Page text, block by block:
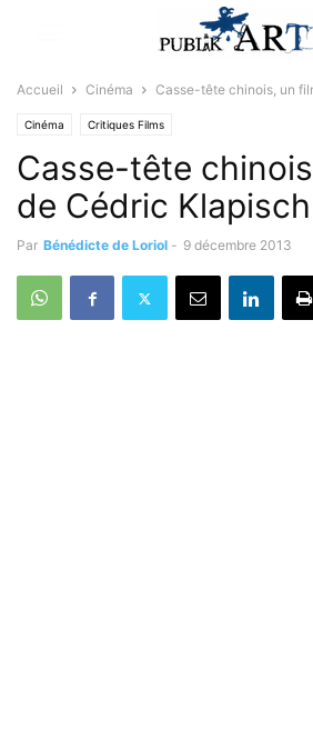
Accueil Cinéma Casse-tête chinois, un
Cinéma Critiques Films
Casse-tête
de Cédric Klapisch
Par Bénédicte de Loriol - 9 décembre 2013